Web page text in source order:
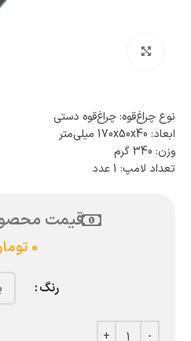
نوع چراغ‌قوه: چراغ‌قوه دستی
ابعاد: 170x50x40 میلی‌متر
وزن: 340 گرم
تعداد لامپ: 1 عدد
قیمت
0
رنگ